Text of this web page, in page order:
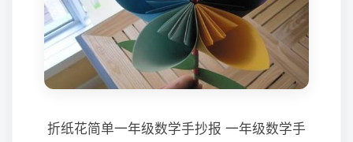
折纸花简单一年级数学手抄报 一年级数学手